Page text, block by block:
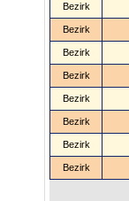
Bezirk
Bezirk
Bezirk
Bezirk
Bezirk
Bezirk
Bezirk
Bezirk